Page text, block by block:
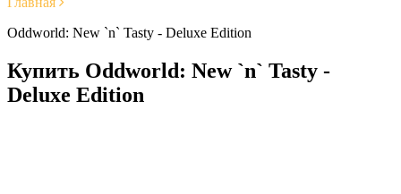
Oddworld: New `n` Tasty - Deluxe Edition
Купить Oddworld: New `n` Tasty -
Deluxe Edition